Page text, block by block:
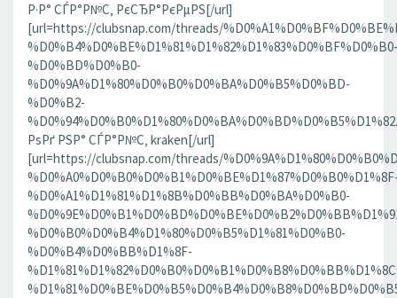
Р·Р° СЃР°Р№С‚ РєСЂР°РєРµРЅ[/url]
[url=https://clubsnap.com/threads/
%D0%B4%D0%BE%D1%81%D1%82%D1%83%D0%BF%D0%B0-
%D0%BD%D0%B0-
%D0%9A%D1%80%D0%B0%D0%BA%D0%B5%D0%BD-
%D0%B2-
РѕРґ РЅР° СЃР°Р№С‚ kraken[/url]
[url=https://clubsnap.com/threads/
%D0%A1%D1%81%D1%8B%D0%BB%D0%BA%D0%B0-
%D0%B0%D0%B4%D1%80%D0%B5%D1%81%D0%B0-
%D0%B4%D0%BB%D1%8F-